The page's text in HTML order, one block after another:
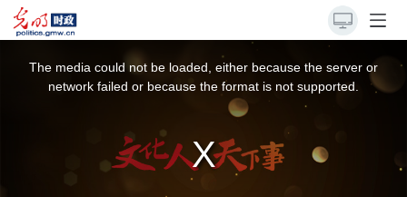
The media could not be loaded, either because the server or
network failed or because the format is not supported.